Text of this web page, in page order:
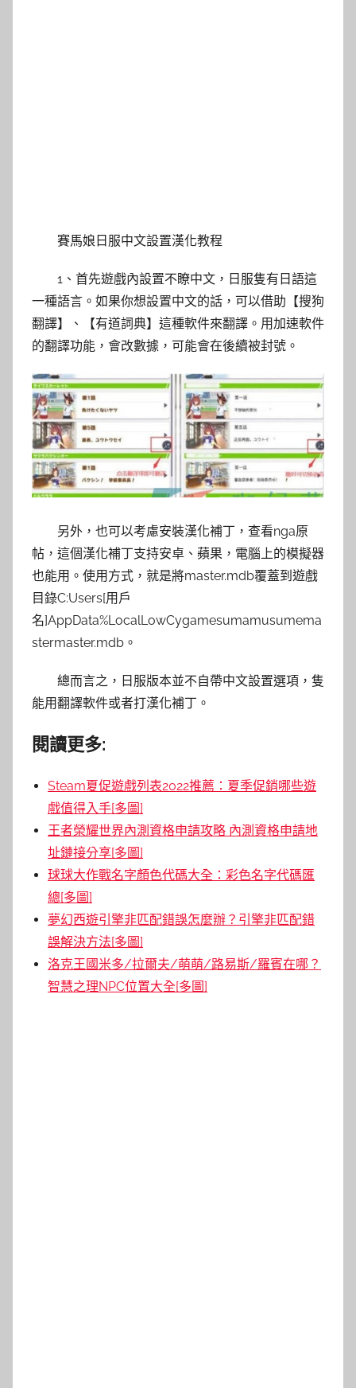
賽馬娘日服中文設置漢化教程
1、首先遊戲內設置不瞭中文，日服隻有日語這
一種語言。如果你想設置中文的話，可以借助【搜狗
翻譯】、【有道詞典】這種軟件來翻譯。用加速軟件
的翻譯功能，會改數據，可能會在後續被封號。
另外，也可以考慮安裝漢化補丁，查看nga原
帖，這個漢化補丁支持安卓、蘋果，電腦上的模擬器
也能用。使用方式，就是將master.mdb覆蓋到遊戲
目錄C:Users[用戶
名]AppData%LocalLowCygamesumamusumema
stermaster.mdb。
總而言之，日服版本並不自帶中文設置選項，隻
能用翻譯軟件或者打漢化補丁。
閱讀更多:
Steam夏促遊戲列表2022推薦：夏季促銷哪些遊
戲值得入手[多圖]
王者榮耀世界內測資格申請攻略 內測資格申請地
址鏈接分享[多圖]
球球大作戰名字顏色代碼大全：彩色名字代碼匯
總[多圖]
夢幻西遊引擎非匹配錯誤怎麼辦？引擎非匹配錯
誤解決方法[多圖]
洛克王國米多/拉爾夫/萌萌/路易斯/羅賓在哪？
智慧之理NPC位置大全[多圖]